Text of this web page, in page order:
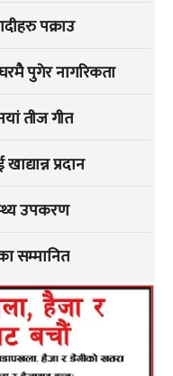
पक्राउ
पुगेर नागरिकता
तीज गीत
प्रदान
उपकरण
सम्मानित